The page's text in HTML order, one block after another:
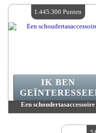
Beschikbare hoeveelheid :4
Een schoudertasaccessoire
Beschikbare hoeveelheid :4
IK BEN
1.445.300 Punten